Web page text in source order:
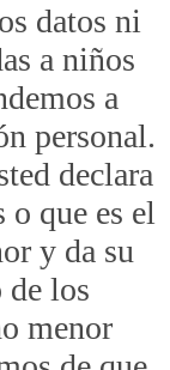
datos ni
a niños
a
personal.
declara
o que es el
y da su
de los
menor